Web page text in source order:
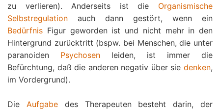
zu verlieren). Anderseits ist die Organismische
Selbstregulation auch dann gestört, wenn ein
Bedürfnis Figur geworden ist und nicht mehr in den
Hintergrund zurücktritt (bspw. bei Menschen, die unter
paranoiden Psychosen leiden, ist immer die
Befürchtung, daß die anderen negativ über sie denken,
im Vordergrund).
Die Aufgabedes Therapeuten besteht darin, der